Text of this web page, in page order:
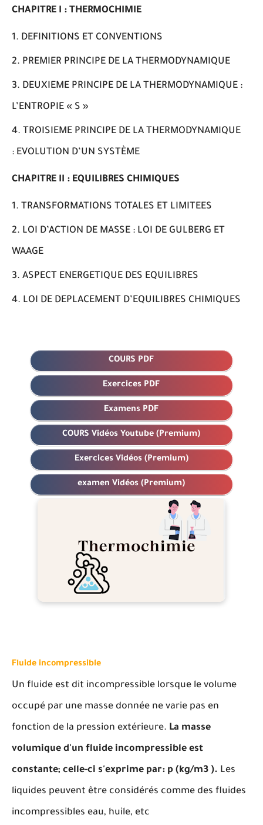
CHAPITRE I : THERMOCHIMIE
DEFINITIONS ET CONVENTIONS
PREMIER PRINCIPE DE LA THERMODYNAMIQUE
DEUXIEME PRINCIPE DE LA THERMODYNAMIQUE :
L’ENTROPIE « S »
TROISIEME PRINCIPE DE LA THERMODYNAMIQUE
: EVOLUTION D’UN SYSTÈME
CHAPITRE II : EQUILIBRES CHIMIQUES
TRANSFORMATIONS TOTALES ET LIMITEES
LOI D’ACTION DE MASSE : LOI DE GULBERG ET
WAAGE
ASPECT ENERGETIQUE DES EQUILIBRES
LOI DE DEPLACEMENT D’EQUILIBRES CHIMIQUES
COURS PDF
Exercices PDF
Examens PDF
COURS Vidéos Youtube (Premium)
Exercices Vidéos (Premium)
examen Vidéos (Premium)
Fluide incompressible
Un fluide est dit incompressible lorsque le volume
occupé par une masse donnée ne varie pas en
fonction de la pression extérieure. La masse
volumique d'un fluide incompressible est
constante; celle-ci s'exprime par: p (kg/m3 ). Les
liquides peuvent être considérés comme des fluides
incompressibles eau, huile, etc